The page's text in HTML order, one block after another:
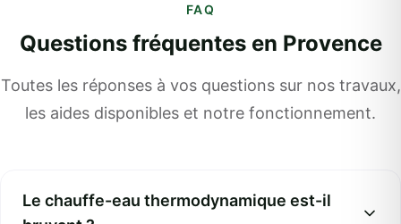
FAQ
Questions fréquentes en Provence
Toutes les réponses à vos questions sur nos travaux,
les aides disponibles et notre fonctionnement.
Le chauffe-eau thermodynamique est-il